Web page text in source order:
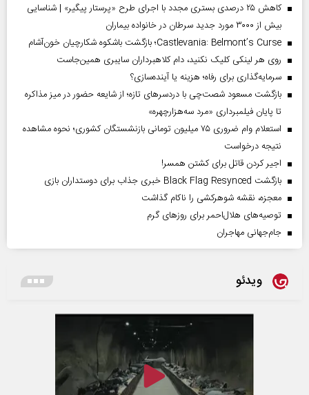
کاهش ۲۵ درصدی بستری مجدد با اجرای طرح «پرستار پیگیر» | شناسایی
بیش از ۳۰۰۰ مورد جدید سرطان در خانواده بیماران
Castlevania: Belmont’s Curse؛ بازگشت باشکوه شکارچیان خون‌آشام
روی هر لینکی کلیک نکنید، دام کلاهبرداران سایبری همین‌جاست
سرمایه‌گذاری برای رفاه؛ هزینه یا آینده‌سازی؟
بازگشت مسعود شصت‌چی با دردسر‌های تازه؛ از شایعه حضور در میز مذاکره
تا پایان فیلمبرداری «مرد سه‌هزارچهره»
استعلام وام ضروری ۷۵ میلیون تومانی بازنشستگان کشوری؛ نحوه مشاهده
نتیجه درخواست
اجیر کردن قاتل برای کشتن همسر!
بازگشت Black Flag Resynced خبری جذاب برای دوستداران بازی
معجزه، نقشه شوهرکشی را ناکام گذاشت
توصیه‌های هلال‌احمر برای روز‌های گرم
جام‌جهانی مهاجران
ویدئو